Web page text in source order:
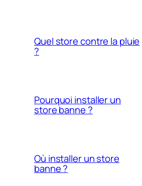
Quel store contre la pluie
?
Pourquoi installer un
store banne ?
Où installer un store
banne ?